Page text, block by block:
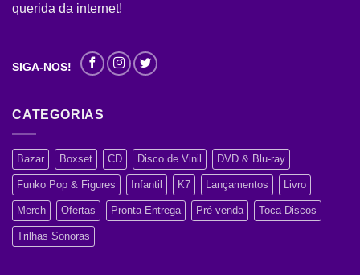
querida da internet!
SIGA-NOS!
CATEGORIAS
Bazar Boxset CD Disco de Vinil DVD & Blu-ray
Funko Pop & Figures Infantil K7 Lançamentos Livro
Merch Ofertas Pronta Entrega Pré-venda Toca Discos
Trilhas Sonoras